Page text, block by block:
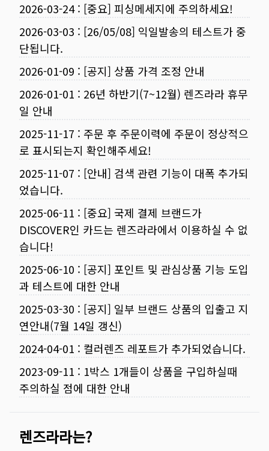
2026-03-24: [중요] 피싱메세지에 주의하세요!
2026-03-03 : [26/05/08] 익일발송의 테스트가 중
단됩니다.
2026-01-09 : [공지] 상품 가격 조정 안내
2026-01-01 : 26년 하반기(7~12월) 렌즈라라 휴무
일 안내
2025-11-17 : 주문 후 주문이력에 주문이 정상적으
로 표시되는지 확인해주세요!
2025-11-07 : [안내] 검색 관련 기능이 대폭 추가되
었습니다.
2025-06-11 : [중요] 국제 결제 브랜드가
DISCOVER인 카드는 렌즈라라에서 이용하실 수 없
습니다!
2025-06-10 : [공지] 포인트 및 관심상품 기능 도입
과 테스트에 대한 안내
2025-03-30 : [공지] 일부 브랜드 상품의 입출고 지
연안내(7월 14일 갱신)
2024-04-01 : 컬러렌즈 레포트가 추가되었습니다.
2023-09-11 : 1박스 1개들이 상품을 구입하실때
주의하실 점에 대한 안내
렌즈라라는?